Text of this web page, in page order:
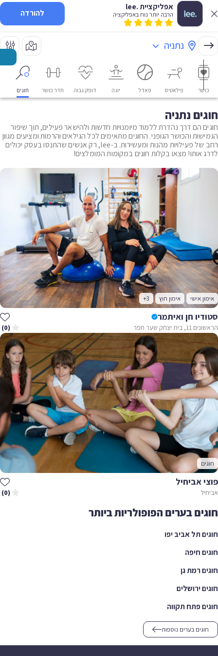
אפליקציית .lee
הרבה יותר נוח באפליקציה להורדה
נתניה
כושר פילאטיס פאדל יוגה דופק גבוה חדר כושר חוגים
חוגים נתניה
חוגים הם דרך נהדרת ללמוד מיומנויות חדשות ולהישאר פעילים, תוך שיפור
הגמישות והכושר הגופני. החוגים מתאימים לכל הגילאים והרמות ומציעים מגוון
רחב של פעילויות מהנות ומעשירות. ב-lee, רק אנשים שהתנסו בעסק יכולים
לדרג אותו! מצאו בקלות חוגים במקומות המומלצים!
אימון אישי אימון חוץ +3
סטודיו חן ואיתמר
הראשונים 11, בית יצחק שער חפר (0)
חוגים
פוצי אביחיל
אביחיל (0)
חוגים בערים הפופולריות ביותר
חוגים תל אביב יפו
חוגים חיפה
חוגים רמת גן
חוגים ירושלים
חוגים פתח תקווה
חוגים בערים נוספות